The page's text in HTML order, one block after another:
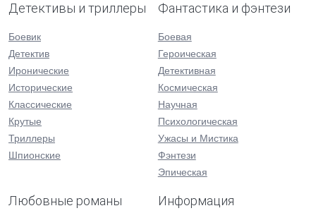
Детективы и триллеры
Боевик
Детектив
Иронические
Исторические
Классические
Крутые
Триллеры
Шпионские
Фантастика и фэнтези
Боевая
Героическая
Детективная
Космическая
Научная
Психологическая
Ужасы и Мистика
Фэнтези
Эпическая
Любовные романы Информация